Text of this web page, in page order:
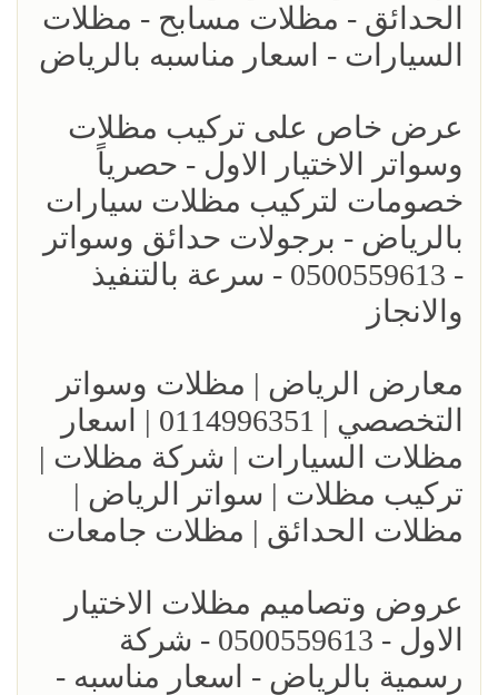
الحدائق - مظلات مسابح - مظلات
السيارات - اسعار مناسبه بالرياض
عرض خاص على تركيب مظلات
وسواتر الاختيار الاول - حصرياً
خصومات لتركيب مظلات سيارات
بالرياض - برجولات حدائق وسواتر
- 0500559613 - سرعة بالتنفيذ
والانجاز
معارض الرياض | مظلات وسواتر
التخصصي | 0114996351 | اسعار
مظلات السيارات | شركة مظلات |
تركيب مظلات | سواتر الرياض |
مظلات الحدائق | مظلات جامعات
عروض وتصاميم مظلات الاختيار
الاول - 0500559613 - شركة
رسمية بالرياض - اسعار مناسبه -